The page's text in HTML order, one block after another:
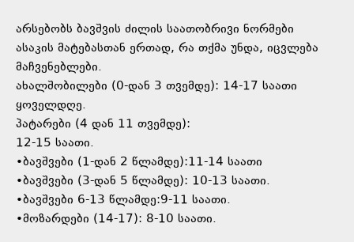
არსებობს ბავშვის ძილის საათობრივი ნორმები
ასაკის მატებასთან ერთად, რა თქმა უნდა, იცვლება
მაჩვენებლები.
ახალშობილები (0-დან 3 თვემდე): 14-17 საათი
ყოველდღე.
პატარები (4 დან 11 თვემდე):
12-15 საათი.
•ბავშვები (1-დან 2 წლამდე):11-14 საათი
•ბავშვები (3-დან 5 წლამდე): 10-13 საათი.
•ბავშვები 6-13 წლამდე:9-11 საათი.
•მოზარდები (14-17): 8-10 საათი.